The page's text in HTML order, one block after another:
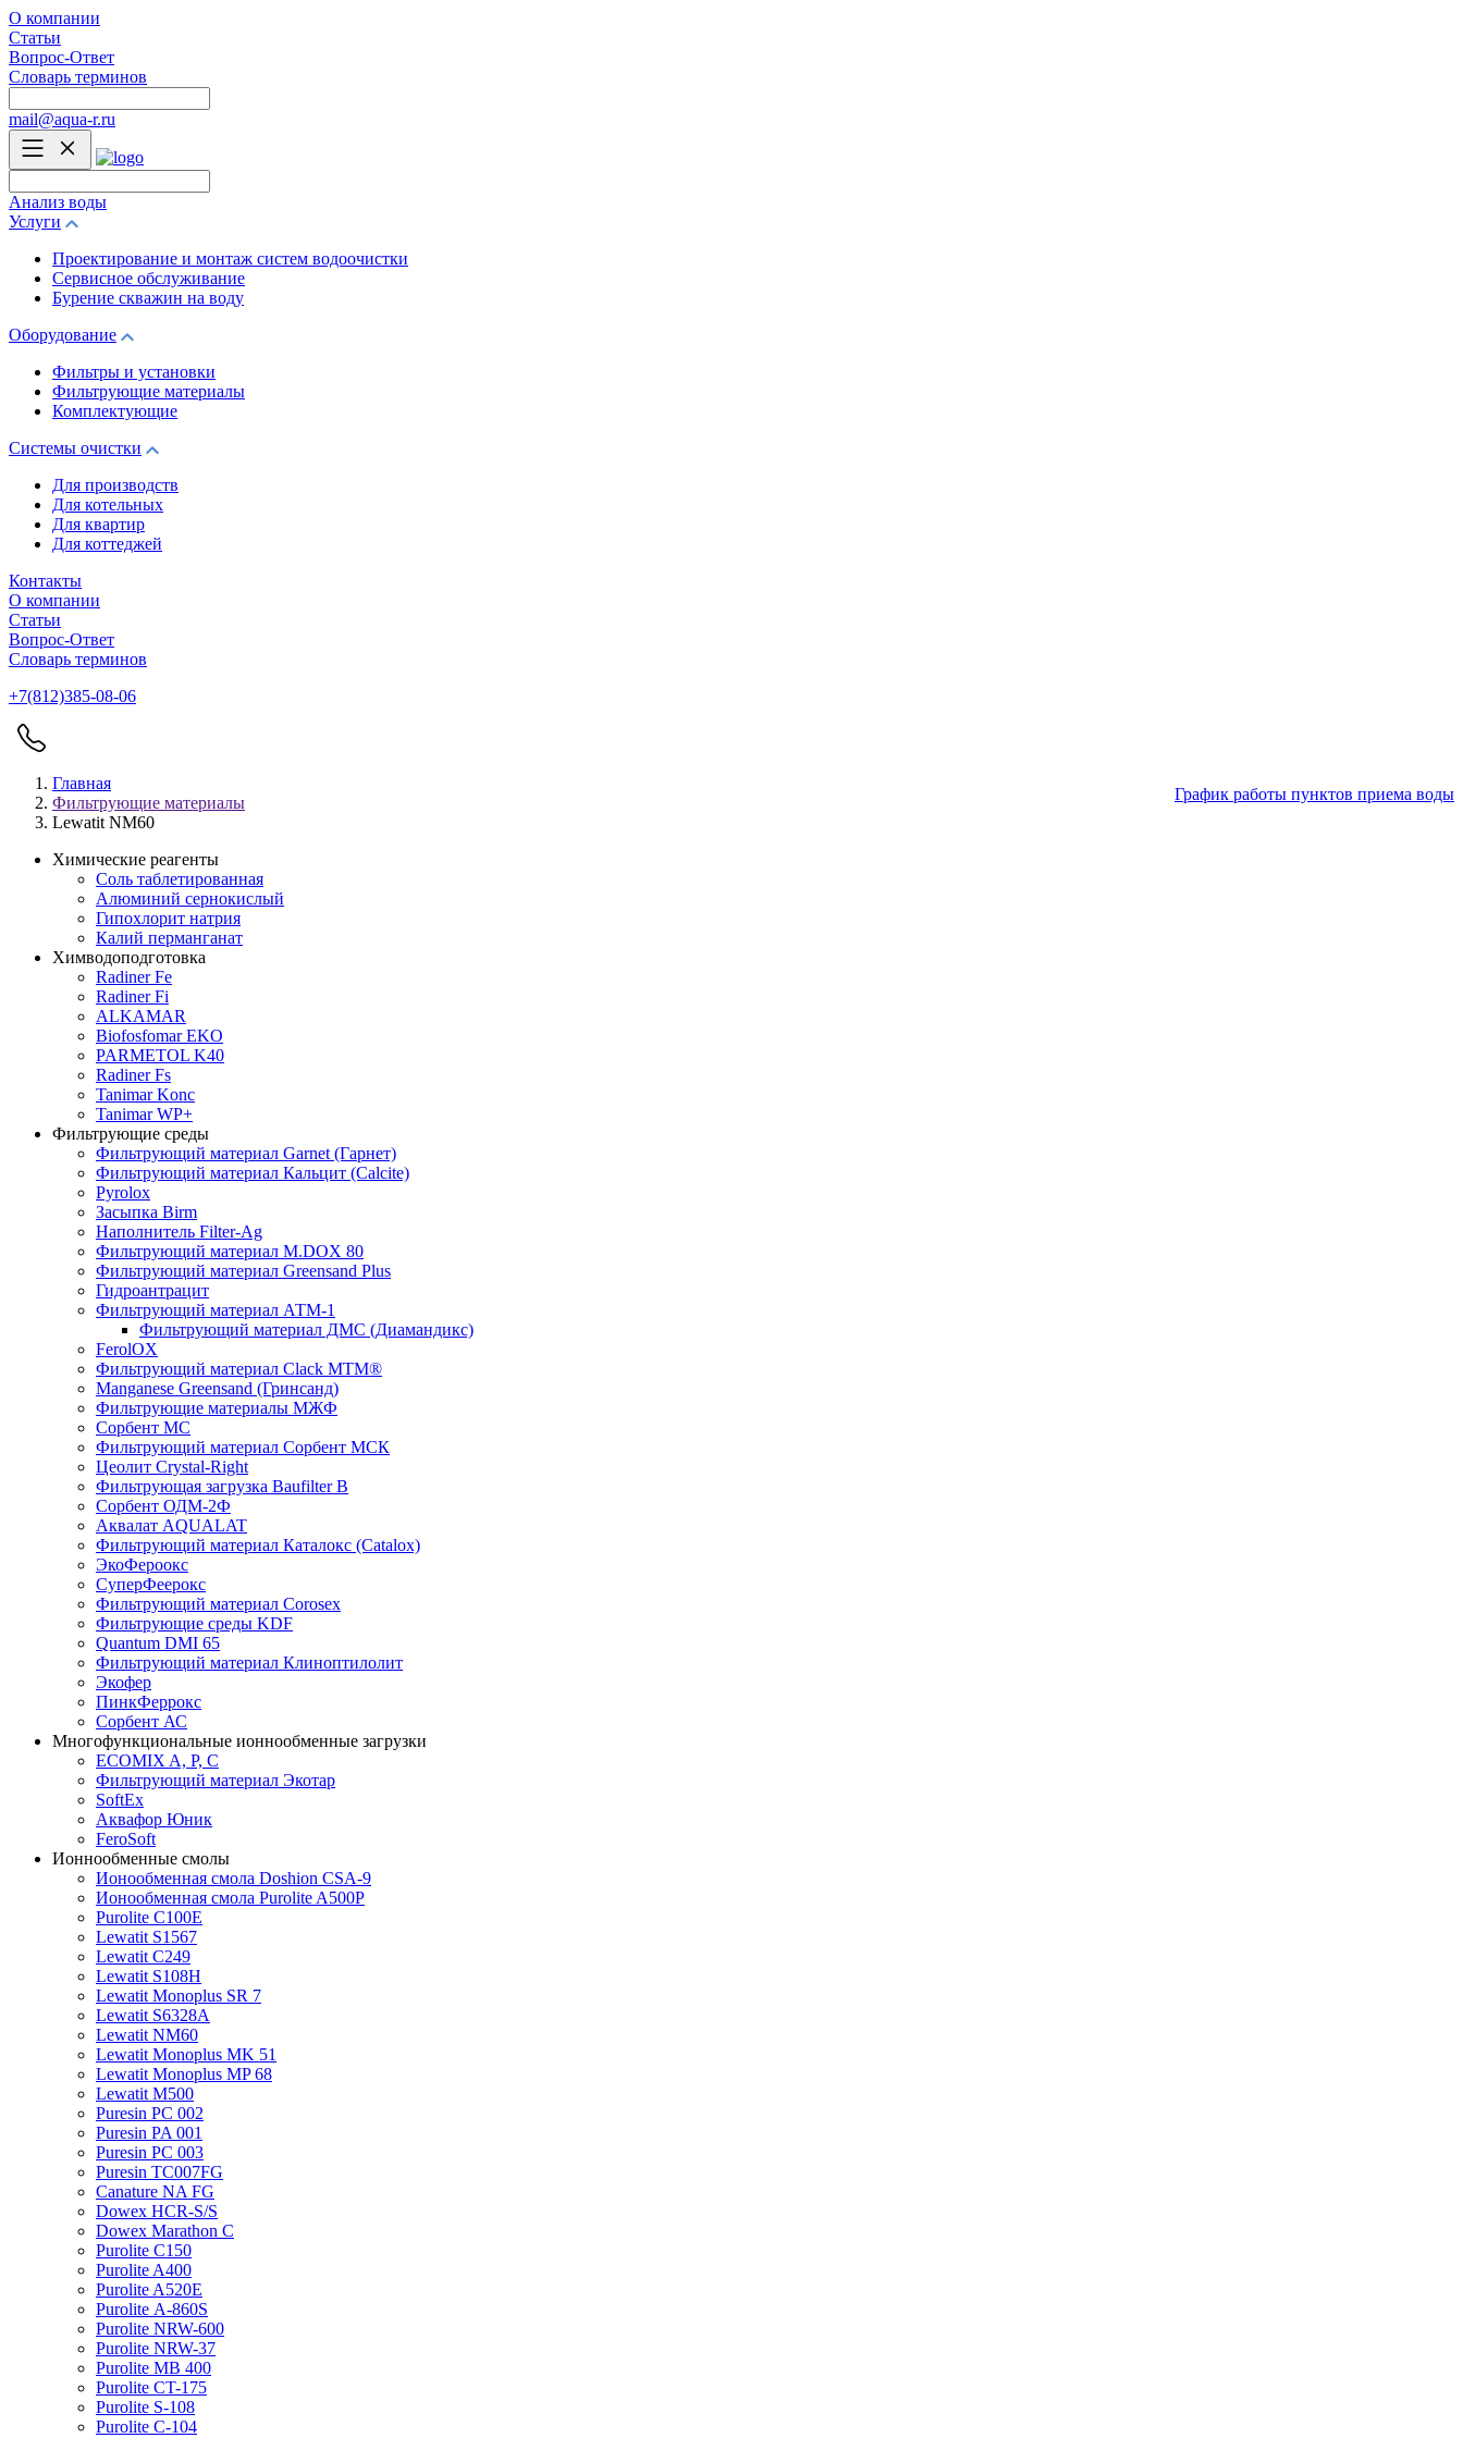
О компании
Статьи
Вопрос-Ответ
Словарь терминов
mail@aqua-r.ru
Анализ воды
Услуги
Проектирование и монтаж систем водоочистки
Сервисное обслуживание
Бурение скважин на воду
Оборудование
Фильтры и установки
Фильтрующие материалы
Комплектующие
Системы очистки
Для производств
Для котельных
Для квартир
Для коттеджей
Контакты
О компании
Статьи
Вопрос-Ответ
Словарь терминов
+7(812)385-08-06
Главная
Фильтрующие материалы
Lewatit NM60
График работы пунктов приема воды
Химические реагенты
Соль таблетированная
Алюминий сернокислый
Гипохлорит натрия
Калий перманганат
Химводоподготовка
Radiner Fe
Radiner Fi
ALKAMAR
Biofosfomar EKO
PARMETOL K40
Radiner Fs
Tanimar Konc
Tanimar WP+
Фильтрующие среды
Фильтрующий материал Garnet (Гарнет)
Фильтрующий материал Кальцит (Calcite)
Pyrolox
Засыпка Birm
Наполнитель Filter-Ag
Фильтрующий материал M.DOX 80
Фильтрующий материал Greensand Plus
Гидроантрацит
Фильтрующий материал АТМ-1
Фильтрующий материал ДМС (Диамандикс)
FerolOX
Фильтрующий материал Clack MTM®
Manganese Greensand (Гринсанд)
Фильтрующие материалы МЖФ
Сорбент МС
Фильтрующий материал Сорбент МСК
Цеолит Crystal-Right
Фильтрующая загрузка Baufilter B
Сорбент ОДМ-2Ф
Аквалат AQUALAT
Фильтрующий материал Каталокс (Catalox)
ЭкоФероокс
СуперФеерокс
Фильтрующий материал Corosex
Фильтрующие среды KDF
Quantum DMI 65
Фильтрующий материал Клиноптилолит
Экофер
ПинкФеррокс
Сорбент АС
Многофункциональные ионнообменные загрузки
ECOMIX A, P, C
Фильтрующий материал Экотар
SoftEx
Аквафор Юник
FeroSoft
Ионнообменные смолы
Ионообменная смола Doshion CSA-9
Ионообменная смола Purolite A500P
Purolite C100E
Lewatit S1567
Lewatit С249
Lewatit S108H
Lewatit Monoplus SR 7
Lewatit S6328A
Lewatit NM60
Lewatit Monoplus MK 51
Lewatit Monoplus MP 68
Lewatit М500
Puresin PC 002
Puresin PA 001
Puresin PC 003
Puresin TC007FG
Canature NA FG
Dowex HCR-S/S
Dowex Marathon C
Purolite C150
Purolite A400
Purolite A520E
Purolite А-860S
Purolite NRW-600
Purolite NRW-37
Purolite MB 400
Purolite CT-175
Purolite S-108
Purolite C-104